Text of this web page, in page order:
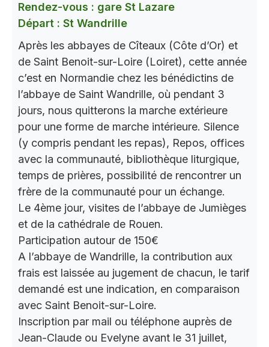
Rendez-vous : gare St Lazare
Départ : St Wandrille
Après les abbayes de Cîteaux (Côte d’Or) et
de Saint Benoit-sur-Loire (Loiret), cette année
c’est en Normandie chez les bénédictins de
l’abbaye de Saint Wandrille, où pendant 3
jours, nous quitterons la marche extérieure
pour une forme de marche intérieure. Silence
(y compris pendant les repas), Repos, offices
avec la communauté, bibliothèque liturgique,
temps de prières, possibilité de rencontrer un
frère de la communauté pour un échange.
Le 4ème jour, visites de l’abbaye de Jumièges
et de la cathédrale de Rouen.
Participation autour de 150€
A l’abbaye de Wandrille, la contribution aux
frais est laissée au jugement de chacun, le tarif
demandé est une indication, en comparaison
avec Saint Benoit-sur-Loire.
Inscription par mail ou téléphone auprès de
Jean-Claude ou Evelyne avant le 31 juillet,